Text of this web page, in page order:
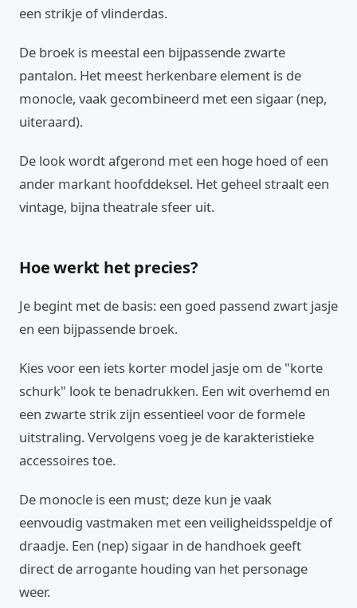
een strikje of vlinderdas.
De broek is meestal een bijpassende zwarte
pantalon. Het meest herkenbare element is de
monocle, vaak gecombineerd met een sigaar (nep,
uiteraard).
De look wordt afgerond met een hoge hoed of een
ander markant hoofddeksel. Het geheel straalt een
vintage, bijna theatrale sfeer uit.
Hoe werkt het precies?
Je begint met de basis: een goed passend zwart jasje
en een bijpassende broek.
Kies voor een iets korter model jasje om de "korte
schurk" look te benadrukken. Een wit overhemd en
een zwarte strik zijn essentieel voor de formele
uitstraling. Vervolgens voeg je de karakteristieke
accessoires toe.
De monocle is een must; deze kun je vaak
eenvoudig vastmaken met een veiligheidsspeldje of
draadje. Een (nep) sigaar in de handhoek geeft
direct de arrogante houding van het personage
weer.